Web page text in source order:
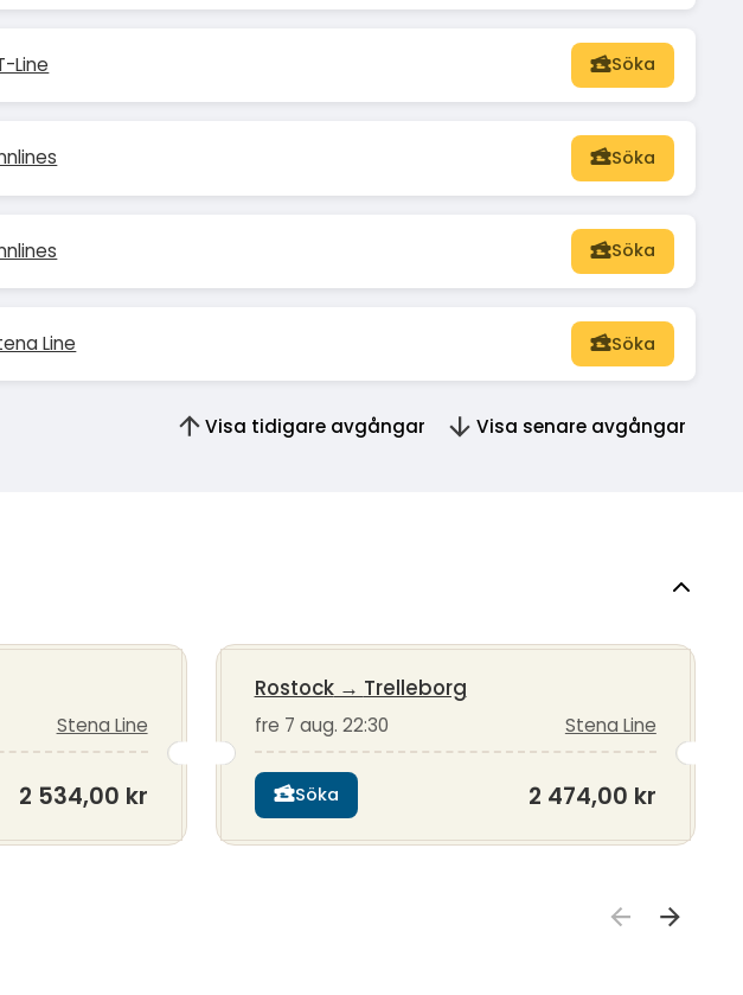
Line Söka
Söka
Söka
Line Söka
Visa tidigare avgångar Visa senare avgångar
Stena Line
2 534,00 kr
Rostock→ Trelleborg
fre 7 aug. 22:30 Stena Line
Söka 2 474,00 kr